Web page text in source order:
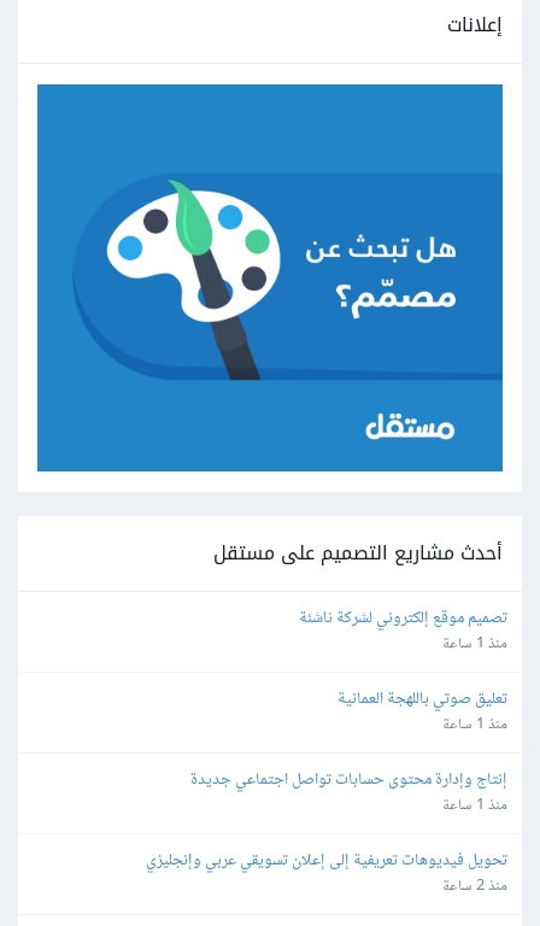
إعلانات
أحدث مشاريع التصميم على مستقل
تصميم موقع إلكتروني لشركة ناشئة
منذ 1 ساعة
تعليق صوتي باللهجة العمانية
منذ 1 ساعة
إنتاج وإدارة محتوى حسابات تواصل اجتماعي جديدة
منذ 1 ساعة
تحويل فيديوهات تعريفية إلى إعلان تسويقي عربي وإنجليزي
منذ 2 ساعة